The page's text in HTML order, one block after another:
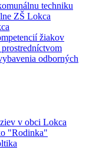
techniku
ZŠ Lokca
žiakov
odborných
v obci Lokca
"Rodinka"